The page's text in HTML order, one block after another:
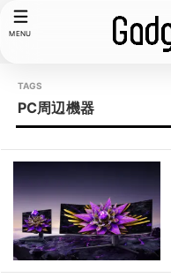
MENU
PC周辺機器